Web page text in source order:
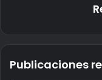
Publicaciones